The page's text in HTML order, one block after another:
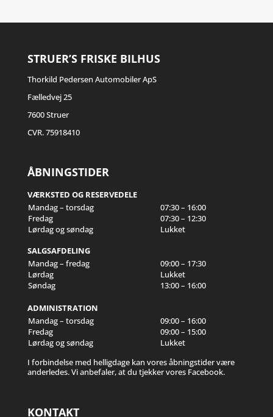
STRUER’S FRISKE BILHUS
Thorkild Pedersen Automobiler ApS
Fælledvej 25
7600 Struer
CVR. 75918410
ÅBNINGSTIDER
VÆRKSTED OG RESERVEDELE
Mandag – torsdag
07:30 – 16:00
Fredag
07:30 – 12:30
Lørdag og søndag
Lukket
SALGSAFDELING
Mandag – fredag
09:00 – 17:30
Lørdag
Lukket
Søndag
13:00 – 16:00
ADMINISTRATION
Mandag – torsdag
09:00 – 16:00
Fredag
09:00 – 15:00
Lørdag og søndag
Lukket
I forbindelse med helligdage kan vores åbningstider være
anderledes. Vi anbefaler, at du tjekker vores Facebook.
KONTAKT